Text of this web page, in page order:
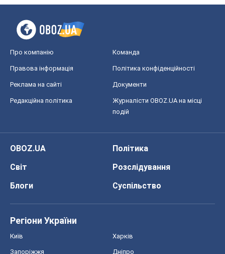
Про компанію Команда
Правова інформація Політика конфіденційності
Реклама на сайті Документи
Редакційна політика
Журналісти OBOZ.UA на місці
подій
OBOZ.UA
Політика
Світ
Розслідування
Блоги
Суспільство
Регіони України
Київ Харків
Запоріжжя Дніпро